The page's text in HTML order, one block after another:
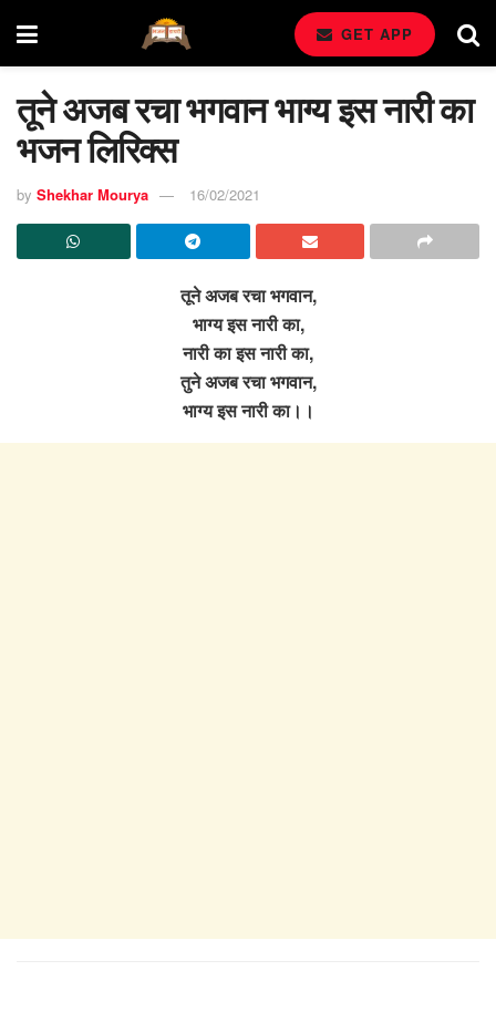
GET APP
तूने अजब रचा भगवान भाग्य इस नारी का
भजन लिरिक्स
by Shekhar Mourya 16/02/2021
तूने अजब रचा भगवान,
भाग्य इस नारी का,
नारी का इस नारी का,
तुने अजब रचा भगवान,
भाग्य इस नारी का।।